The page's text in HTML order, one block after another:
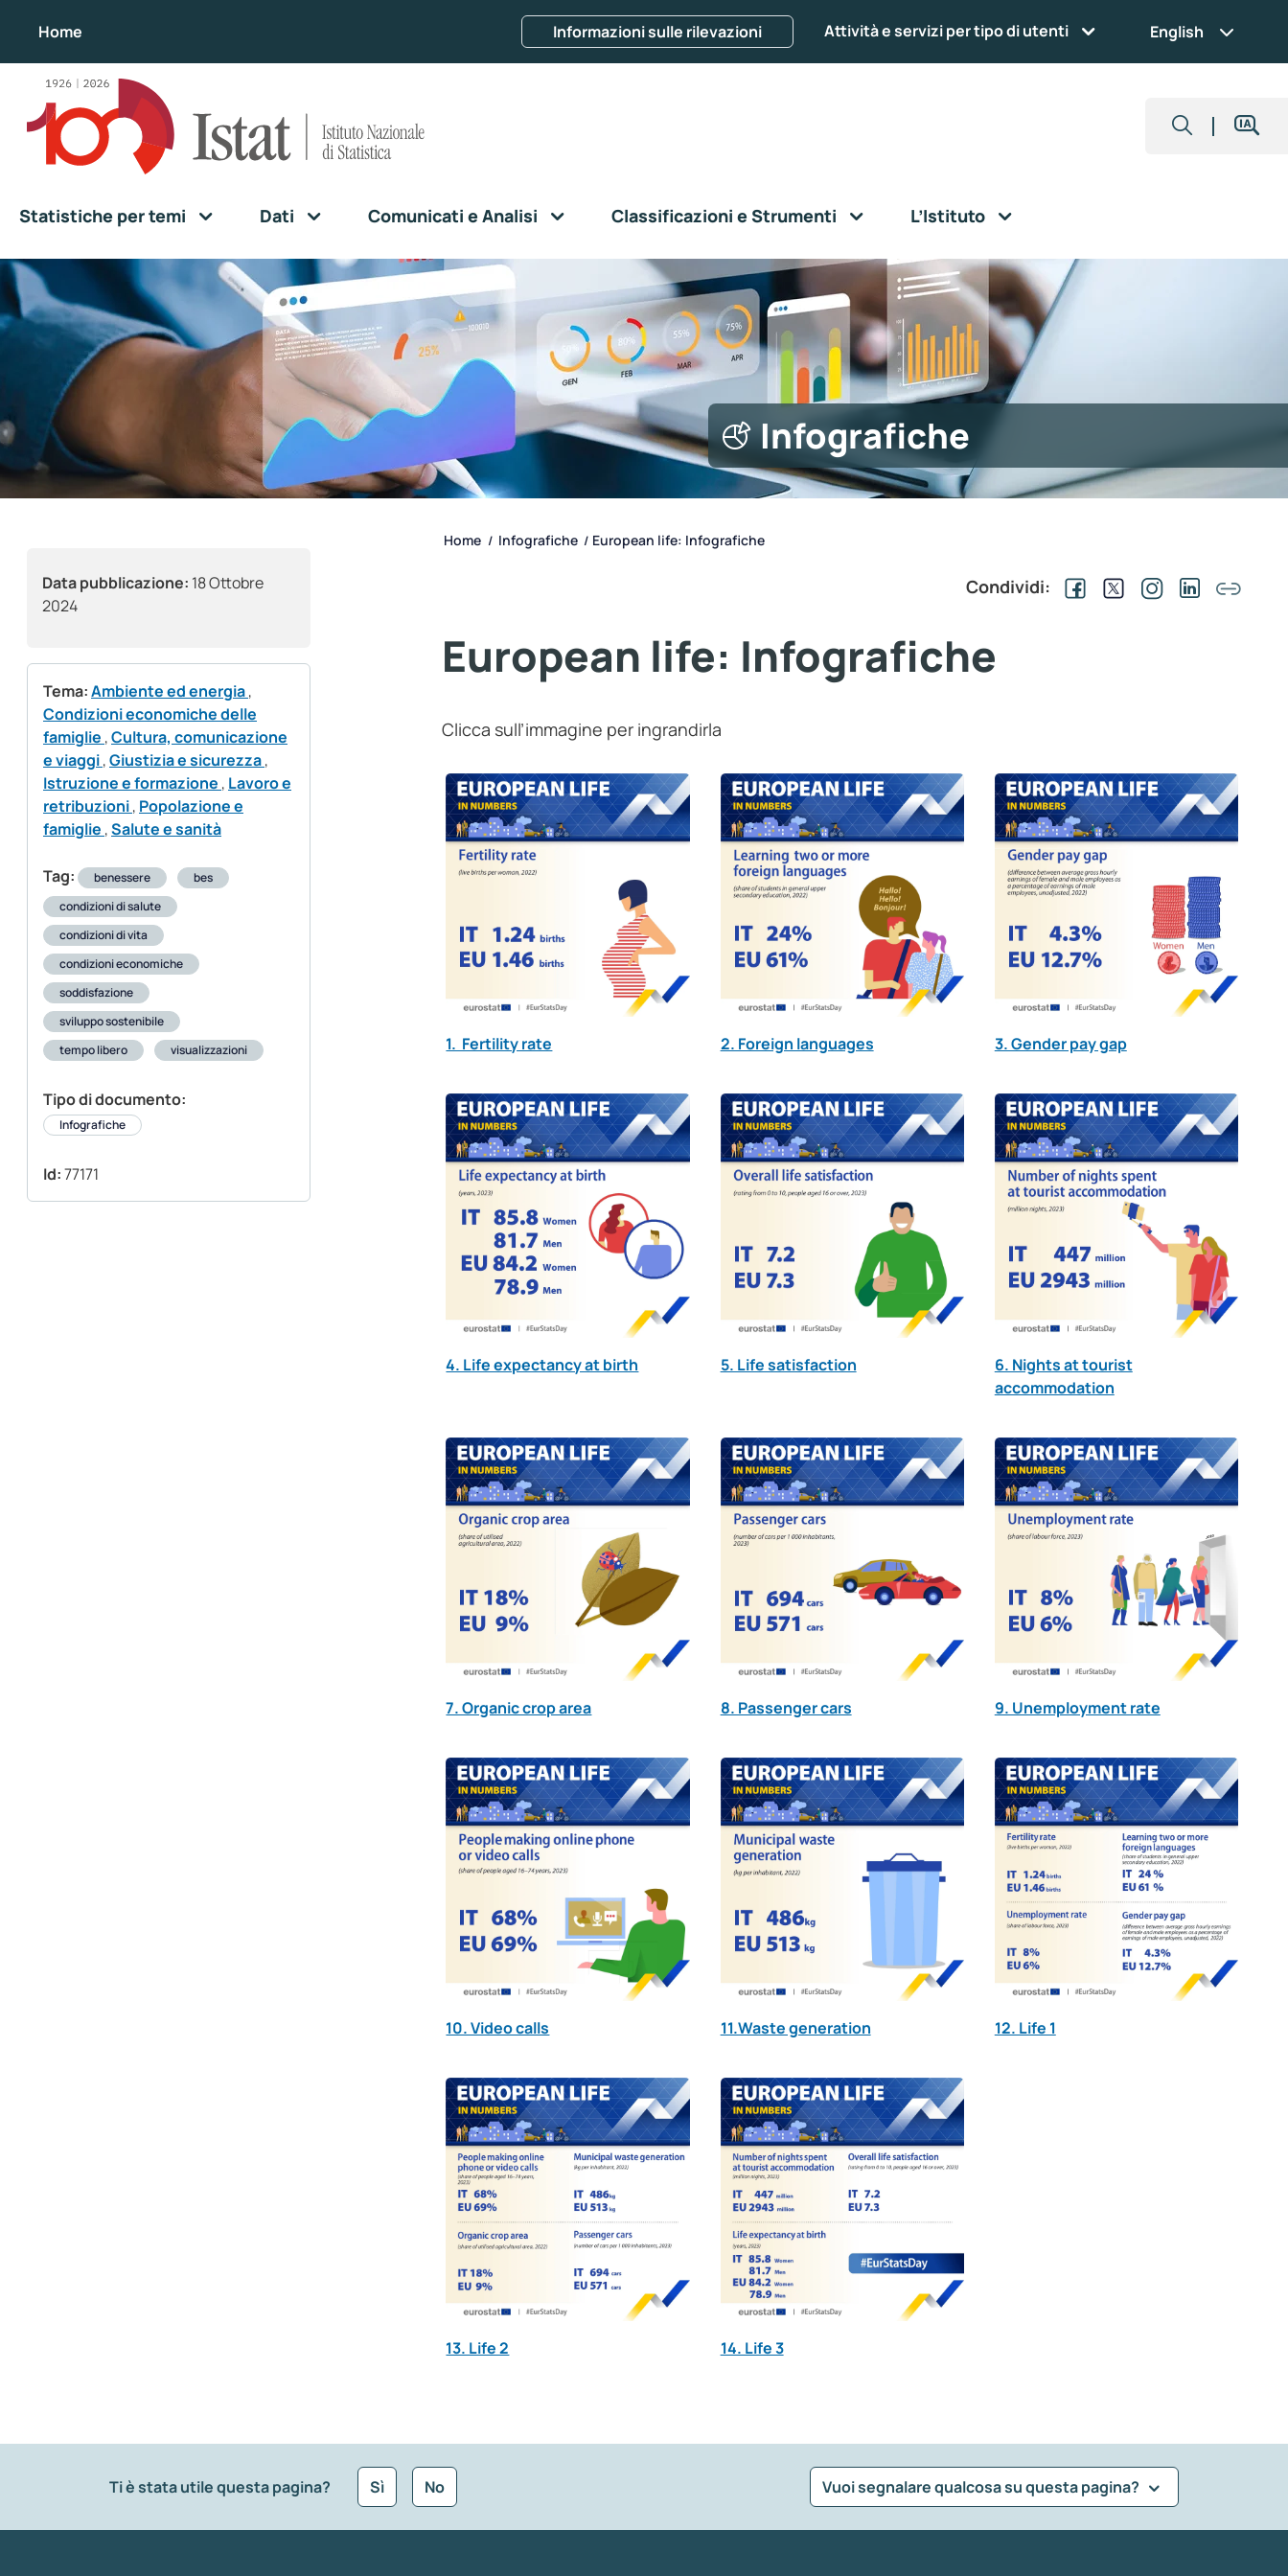
Home Informazioni sulle rilevazioni Attività e servizi per tipo di utenti English
Statistiche per temi Dati Comunicati e Analisi Classificazioni e Strumenti L’Istituto
Infografiche
Data pubblicazione: 18 Ottobre
2024
Tema:Ambiente ed energia,
Condizioni economiche delle
famiglie ,Cultura, comunicazione
e viaggi,Giustizia e sicurezza,
Istruzione e formazione , Lavoro e
retribuzioni, Popolazione e
famiglie ,Salute e sanità
Tag: benessere
bes
condizioni di salute
condizioni di vita
condizioni economiche
soddisfazione
sviluppo sostenibile
tempo libero
visualizzazioni
Tipo di documento:
Infografiche
Id:77171
Home / Infografiche / European life: Infografiche
Condividi:
European life: Infografiche
Clicca sull’immagine per ingrandirla
1. Fertility rate 2. Foreign languages 3. Gender pay gap
4. Life expectancy at birth 5. Life satisfaction
6. Nights at tourist
accommodation
7. Organic crop area 8. Passenger cars 9. Unemployment rate
10. Video calls 11.Waste generation 12. Life 1
13. Life 2 14. Life 3
Ti è stata utile questa pagina? Sì No Vuoi segnalare qualcosa su questa pagina?